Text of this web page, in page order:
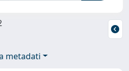
metadati